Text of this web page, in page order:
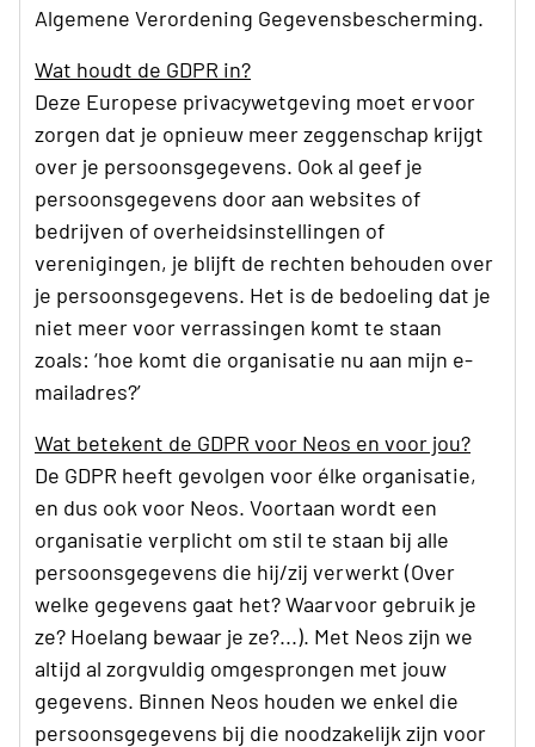
Algemene Verordening Gegevensbescherming.
Wat houdt de GDPR in?
Deze Europese privacywetgeving moet ervoor
zorgen dat je opnieuw meer zeggenschap krijgt
over je persoonsgegevens. Ook al geef je
persoonsgegevens door aan websites of
bedrijven of overheidsinstellingen of
verenigingen, je blijft de rechten behouden over
je persoonsgegevens. Het is de bedoeling dat je
niet meer voor verrassingen komt te staan
zoals: ‘hoe komt die organisatie nu aan mijn e-
mailadres?’
Wat betekent de GDPR voor Neos en voor jou?
De GDPR heeft gevolgen voor élke organisatie,
en dus ook voor Neos. Voortaan wordt een
organisatie verplicht om stil te staan bij alle
persoonsgegevens die hij/zij verwerkt (Over
welke gegevens gaat het? Waarvoor gebruik je
ze? Hoelang bewaar je ze?...). Met Neos zijn we
altijd al zorgvuldig omgesprongen met jouw
gegevens. Binnen Neos houden we enkel die
persoonsgegevens bij die noodzakelijk zijn voor